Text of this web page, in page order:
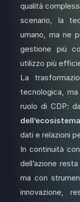
qualità
scenario, la
umano, ma ne
gestione più
utilizzo più
La
tecnologica,
ruolo di CDP:
dell’ecosistema
dati e relazioni
In continuità
dell’azione
ma con
innovazione,